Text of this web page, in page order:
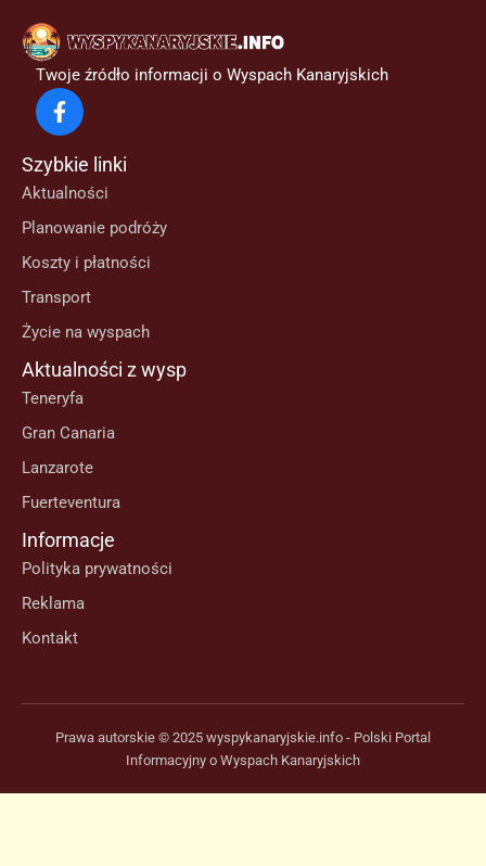
Twoje źródło informacji o Wyspach Kanaryjskich
Szybkie linki
Aktualności
Planowanie podróży
Koszty i płatności
Transport
Życie na wyspach
Aktualności z wysp
Teneryfa
Gran Canaria
Lanzarote
Fuerteventura
Informacje
Polityka prywatności
Reklama
Kontakt
Prawa autorskie © 2025 wyspykanaryjskie.info - Polski Portal
Informacyjny o Wyspach Kanaryjskich